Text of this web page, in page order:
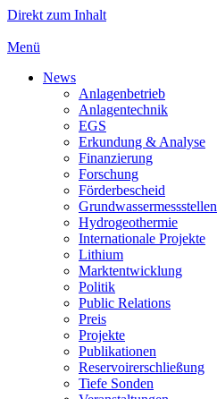
Direkt zum Inhalt
Menü
News
Anlagenbetrieb
Anlagentechnik
EGS
Erkundung & Analyse
Finanzierung
Forschung
Förderbescheid
Grundwassermessstellen
Hydrogeothermie
Internationale Projekte
Lithium
Marktentwicklung
Politik
Public Relations
Preis
Projekte
Publikationen
Reservoirerschließung
Tiefe Sonden